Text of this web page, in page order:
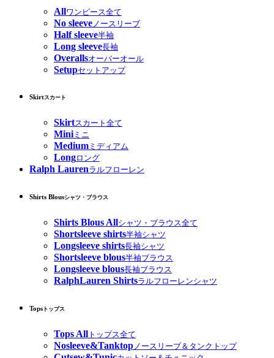
Allワンピース全て
No sleeve ノースリーブ
Half sleeve半袖
Long sleeve長袖
Overallsオーバーオール
Setupセットアップ
Skirtスカート
Skirtスカート全て
Miniミニ
Medium ミディアム
Longロング
Ralph Laurenラルフローレン
Shirts Blousシャツ・ブラウス
Shirts Blous Allシャツ・ブラウス全て
Shortsleeve shirts半袖シャツ
Longsleeve shirts長袖シャツ
Shortsleeve blous半袖ブラウス
Longsleeve blous長袖ブラウス
RalphLauren Shirtsラルフローレンシャツ
Tops トップス
Tops All トップス全て
Nosleeve&Tanktopノースリーブ＆タンクトップ